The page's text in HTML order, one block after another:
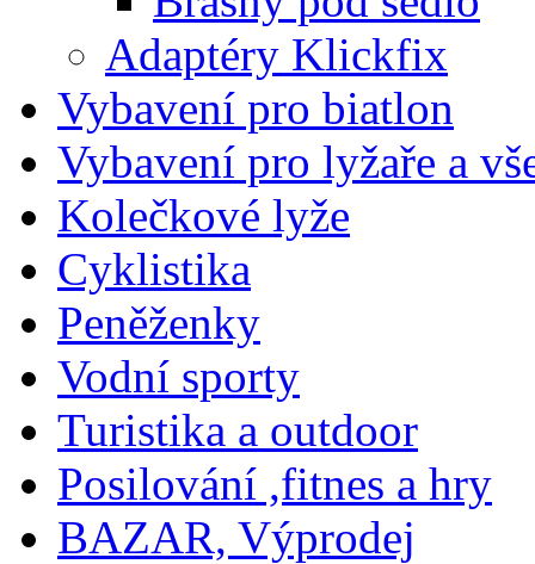
Adaptéry Klickfix
Vybavení pro biatlon
Vybavení pro lyžaře a
Kolečkové lyže
Cyklistika
Peněženky
Vodní sporty
Turistika a outdoor
Posilování ,fitnes a hry
BAZAR, Výprodej